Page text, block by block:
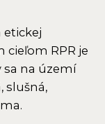
etickej
cieľom RPR je
sa na území
slušná,